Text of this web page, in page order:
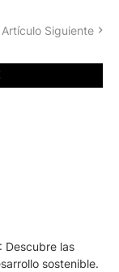
Artículo Siguiente
Descubre las
sostenible.